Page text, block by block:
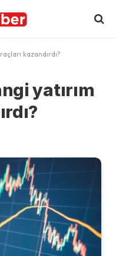
kazandırdı?
yatırım